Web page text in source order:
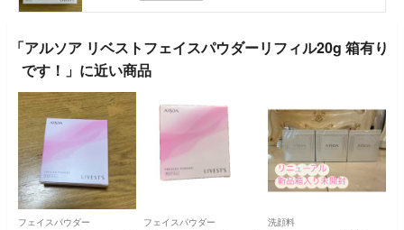
「アルソア リベストフェイスパウダーリフィル20g 箱有り
です！」に近い商品
フェイスパウダー フェイスパウダー 洗顔料